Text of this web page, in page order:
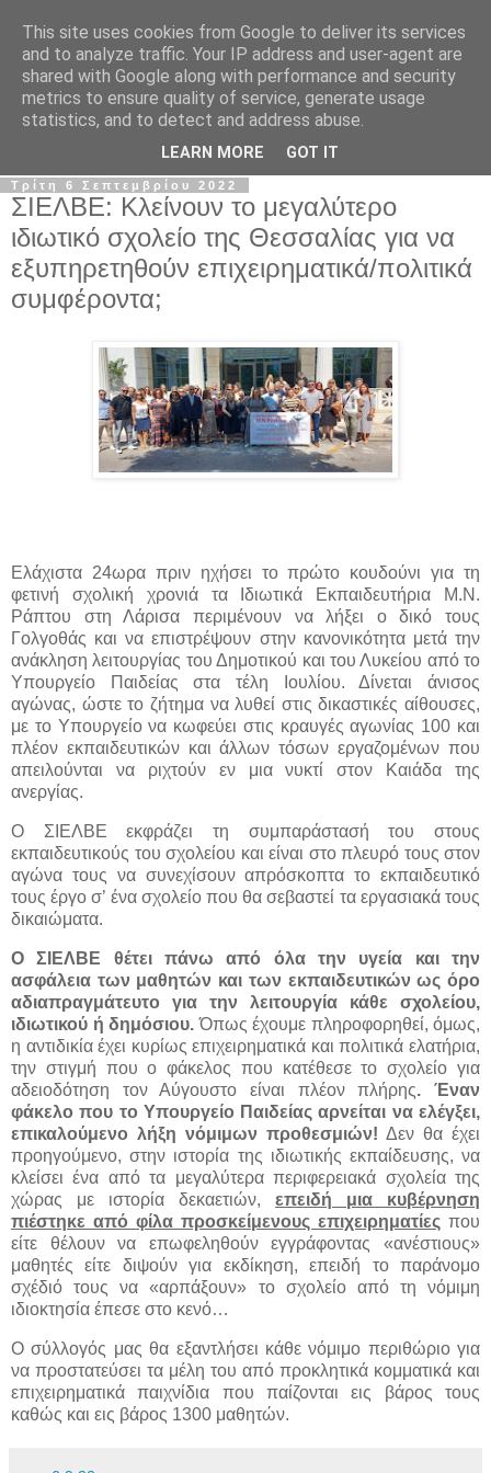
Σ.Ι.Ε.Λ.Β.Ε.
Ο επίσημος ιστότοπος του Συλλόγου Ιδιωτικών
Εκπαιδευτικών Λειτουργών Βόρειας Ελλάδας
Τρίτη 6 Σεπτεμβρίου 2022
ΣΙΕΛΒΕ: Κλείνουν το μεγαλύτερο
ιδιωτικό σχολείο της Θεσσαλίας για να
εξυπηρετηθούν επιχειρηματικά/πολιτικά
συμφέροντα;
Ελάχιστα 24ωρα πριν ηχήσει το πρώτο κουδούνι για τη
φετινή σχολική χρονιά τα Ιδιωτικά Εκπαιδευτήρια Μ.Ν.
Ράπτου στη Λάρισα περιμένουν να λήξει ο δικό τους
Γολγοθάς και να επιστρέψουν στην κανονικότητα μετά την
ανάκληση λειτουργίας του Δημοτικού και του Λυκείου από το
Υπουργείο Παιδείας στα τέλη Ιουλίου. Δίνεται άνισος
αγώνας, ώστε το ζήτημα να λυθεί στις δικαστικές αίθουσες,
με το Υπουργείο να κωφεύει στις κραυγές αγωνίας 100 και
πλέον εκπαιδευτικών και άλλων τόσων εργαζομένων που
απειλούνται να ριχτούν εν μια νυκτί στον Καιάδα της
ανεργίας.
Ο ΣΙΕΛΒΕ εκφράζει τη συμπαράστασή του στους
εκπαιδευτικούς του σχολείου και είναι στο πλευρό τους στον
αγώνα τους να συνεχίσουν απρόσκοπτα το εκπαιδευτικό
τους έργο σ’ ένα σχολείο που θα σεβαστεί τα εργασιακά τους
δικαιώματα.
Ο ΣΙΕΛΒΕ θέτει πάνω από όλα την υγεία και την
ασφάλεια των μαθητών και των εκπαιδευτικών ως όρο
αδιαπραγμάτευτο για την λειτουργία κάθε σχολείου,
ιδιωτικού ή δημόσιου. Όπως έχουμε πληροφορηθεί, όμως,
η αντιδικία έχει κυρίως επιχειρηματικά και πολιτικά ελατήρια,
την στιγμή που ο φάκελος που κατέθεσε το σχολείο για
αδειοδότηση τον Αύγουστο είναι πλέον πλήρης. Έναν
φάκελο που το Υπουργείο Παιδείας αρνείται να ελέγξει,
επικαλούμενο λήξη νόμιμων προθεσμιών!Δεν θα έχει
προηγούμενο, στην ιστορία της ιδιωτικής εκπαίδευσης, να
κλείσει ένα από τα μεγαλύτερα περιφερειακά σχολεία της
χώρας με ιστορία δεκαετιών, επειδή μια κυβέρνηση
πιέστηκε από φίλα προσκείμενους επιχειρηματίες που
είτε θέλουν να επωφεληθούν εγγράφοντας «ανέστιους»
μαθητές είτε διψούν για εκδίκηση, επειδή το παράνομο
σχέδιό τους να «αρπάξουν» το σχολείο από τη νόμιμη
ιδιοκτησία έπεσε στο κενό…
Ο σύλλογός μας θα εξαντλήσει κάθε νόμιμο περιθώριο για
να προστατεύσει τα μέλη του από προκλητικά κομματικά και
επιχειρηματικά παιχνίδια που παίζονται εις βάρος τους
καθώς και εις βάρος 1300 μαθητών.
This site uses cookies from Google to deliver its services
and to analyze traffic. Your IP address and user-agent are
shared with Google along with performance and security
metrics to ensure quality of service, generate usage
statistics, and to detect and address abuse.
LEARN MORE GOT IT